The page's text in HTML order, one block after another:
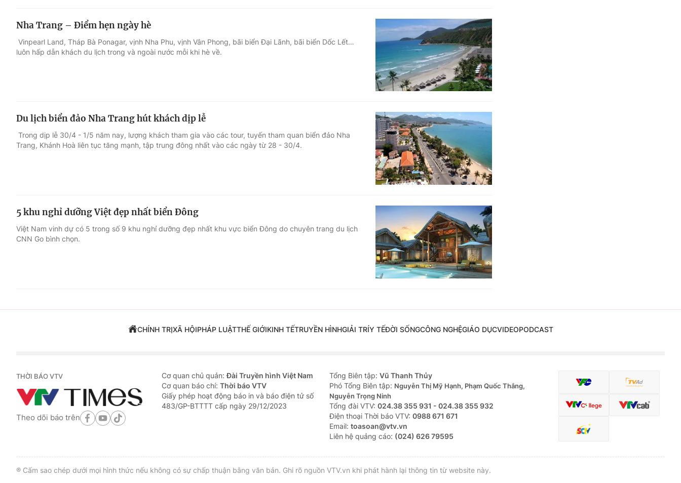
Nha Trang – Điểm hẹn ngày hè
Vinpearl Land, Tháp Bà Ponagar, vịnh Nha Phu, vịnh Vân Phong, bãi biển Đại Lãnh, bãi biển Dốc Lết…
luôn hấp dẫn khách du lịch trong và ngoài nước mỗi khi hè về.
Du lịch biển đảo Nha Trang hút khách dịp lễ
Trong dịp lễ 30/4 - 1/5 năm nay, lượng khách tham gia vào các tour, tuyến tham quan biển đảo Nha
Trang, Khánh Hoà liên tục tăng mạnh, tập trung đông nhất vào các ngày từ 28 - 30/4.
5 khu nghỉ dưỡng Việt đẹp nhất biển Đông
Việt Nam vinh dự có 5 trong số 9 khu nghỉ dưỡng đẹp nhất khu vực biển Đông do chuyên trang du lịch
CNN Go bình chọn.
CHÍNH TRỊXÃ HỘIPHÁP LUẬTTHẾ GIỚIKINH TẾTRUYỀN HÌNHGIẢI TRÍY TẾĐỜI SỐNGCÔNG NGHỆGIÁO DỤCVIDEOPODCAST
THỜI BÁO VTV
Theo dõi báo trên
Cơ quan chủ quản:Đài Truyền hình Việt Nam
Cơ quan báo chí: Thời báo VTV
Giấy phép hoạt động báo in và báo điện tử số
483/GP-BTTTT cấp ngày 29/12/2023
Tổng Biên tập: Vũ Thanh Thủy
Phó Tổng Biên tập: Nguyễn Thị Mỹ Hạnh, Phạm Quốc Thắng,
Nguyễn Trọng Ninh
Tổng đài VTV: 024.38 355 931 - 024.38 355 932
Ðiện thoại Thời báo VTV: 0988 671 671
Email: toasoan@vtv.vn
Liên hệ quảng cáo: (024) 626 79595
® Cấm sao chép dưới mọi hình thức nếu không có sự chấp thuận bằng văn bản. Ghi rõ nguồn VTV.vn khi phát hành lại thông tin từ website này.